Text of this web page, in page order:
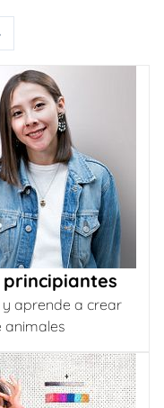
aprende a crear
animales